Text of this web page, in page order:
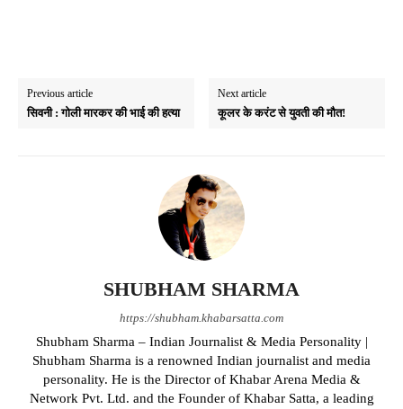
Previous article
सिवनी : गोली मारकर की भाई की हत्या
Next article
कूलर के करंट से युवती की मौत!
SHUBHAM SHARMA
https://shubham.khabarsatta.com
Shubham Sharma – Indian Journalist & Media Personality |
Shubham Sharma is a renowned Indian journalist and media
personality. He is the Director of Khabar Arena Media &
Network Pvt. Ltd. and the Founder of Khabar Satta, a leading